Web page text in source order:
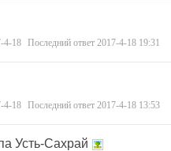
4-18 Последний ответ 2017-4-18 19:31
4-18 Последний ответ 2017-4-18 13:53
Усть-Сахрай